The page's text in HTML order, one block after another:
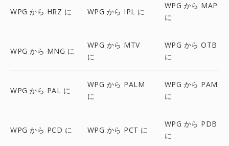
WPG から HRZ に WPG から IPL に
WPG から MAP
に
WPG から MNG に
WPG から MTV
に
WPG から OTB
に
WPG から PAL に
WPG から PALM
に
WPG から PAM
に
WPG から PCD に WPG から PCT に
WPG から PDB
に